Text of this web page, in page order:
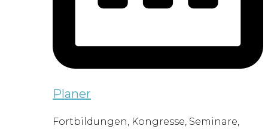
Planer
Fortbildungen, Kongresse, Seminare,